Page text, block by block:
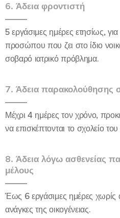
6. Άδεια φροντιστή
5 εργάσιμες ημέρες ετησίως,
προσώπου που ζει στο ίδιο
σοβαρό ιατρικό πρόβλημα.
7. Άδεια παρακολούθησης
Μέχρι 4 ημέρες τον χρόνο,
να επισκέπτονται το σχολείο
8. Άδεια λόγω ασθενείας
μέλους
Έως 6 εργάσιμες ημέρες χωρίς
ανάγκες της οικογένειας.